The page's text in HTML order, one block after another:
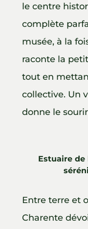
le centre
complète
musée, à la
raconte la
tout en
collective. Un
donne le
Estuaire
Entre terre et
Charente